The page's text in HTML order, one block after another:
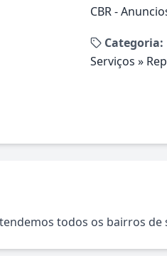
CBR -
Categoria:
Serviços »
todos os bairros de